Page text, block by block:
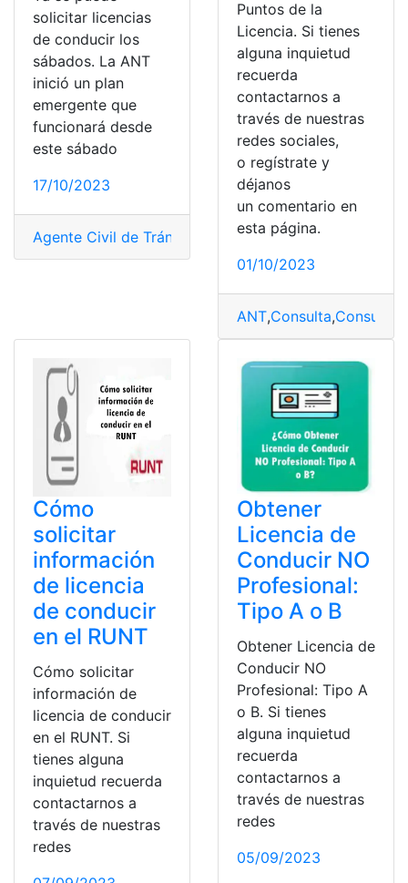
solicitar licencias
de conducir los
sábados. La ANT
inició un plan
emergente que
funcionará desde
este sábado
17/10/2023
Agente Civil de Tránsito Consultas ,Ecuador
Puntos de la
Licencia. Si tienes
alguna inquietud
recuerda
contactarnos a
través de nuestras
redes sociales,
o regístrate y
déjanos
un comentario en
esta página.
01/10/2023
ANT,Consulta,Consultas
Cómo
solicitar
información
de licencia
de conducir
en el RUNT
Cómo solicitar
información de
licencia de conducir
en el RUNT. Si
tienes alguna
inquietud recuerda
contactarnos a
través de nuestras
redes
Obtener
Licencia de
Conducir NO
Profesional:
Tipo A o B
Obtener Licencia de
Conducir NO
Profesional: Tipo A
o B. Si tienes
alguna inquietud
recuerda
contactarnos a
través de nuestras
redes
05/09/2023